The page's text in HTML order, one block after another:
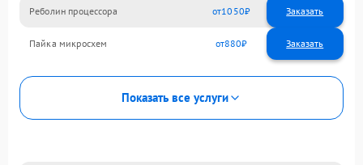
Реболин процессора 1050
Пайка микросхем 880
Показать все услуги